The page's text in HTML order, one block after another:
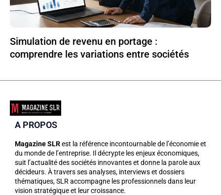
Simulation de revenu en portage :
comprendre les variations entre sociétés
A PROPOS
Magazine SLRest la référence incontournable de l’économie et
du monde de l’entreprise. Il décrypte les enjeux économiques,
suit l’actualité des sociétés innovantes et donne la parole aux
décideurs. À travers ses analyses, interviews et dossiers
thématiques, SLR accompagne les professionnels dans leur
vision stratégique et leur croissance.